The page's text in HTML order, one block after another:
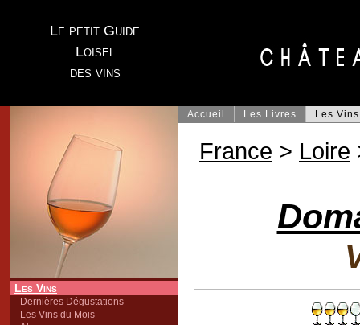
Le petit Guide
Loisel
des vins
Les Vins
Dernières Dégustations
Les Vins du Mois
Accueil Les Livres Les Vins
France > Loire